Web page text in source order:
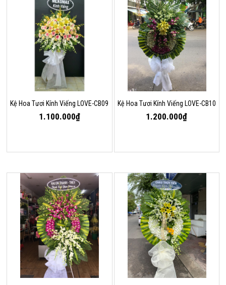
Kệ Hoa Tươi Kính Viếng LOVE-CB09
1.100.000₫
Kệ Hoa Tươi Kính Viếng LOVE-CB10
1.200.000₫